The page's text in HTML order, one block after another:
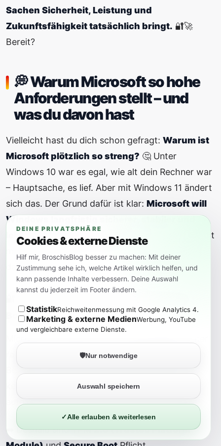
Sachen Sicherheit, Leistung und
Zukunftsfähigkeit tatsächlich bringt. 🔐🚀
Bereit?
💭 Warum Microsoft so hohe
Anforderungen stellt – und
was du davon hast
Vielleicht hast du dich schon gefragt: Warum ist
Microsoft plötzlich so streng? 🤔 Unter
Windows 10 war es egal, wie alt dein Rechner war
– Hauptsache, es lief. Aber mit Windows 11 ändert
sich das. Der Grund dafür ist klar: Microsoft will
Windows langfristig sicherer, stabiler und
leistungsfähiger machen – und das geht nur mit
dahinter?
Boot
raffinierter werden. Daher setzt Windows 11 von
Beginn an auf einen
– also:
kein Gerät, keine App, kein Nutzer wird
automatisch vertraut.
➡️ Deshalb sindTPM 2.0 (Trusted Platform
DEINE PRIVATSPHÄRE
Cookies & externe Dienste
Hilf mir, BroschisBlog besser zu machen: Mit deiner
Zustimmung sehe ich, welche Artikel wirklich helfen, und
kann passende Inhalte verbessern. Deine Auswahl
kannst du jederzeit im Footer ändern.
StatistikReichweitenmessung mit Google Analytics 4.
Marketing & externe MedienWerbung, YouTube
und vergleichbare externe Dienste.
🛡️Nur notwendige
Auswahl speichern
✓Alle erlauben & weiterlesen